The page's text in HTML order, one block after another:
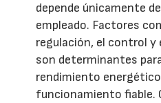
depende únicamente
empleado. Factores
regulación, el control
son determinantes
rendimiento
funcionamiento fiable.